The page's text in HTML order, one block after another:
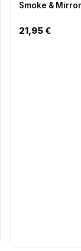
Smoke &
21,95 €